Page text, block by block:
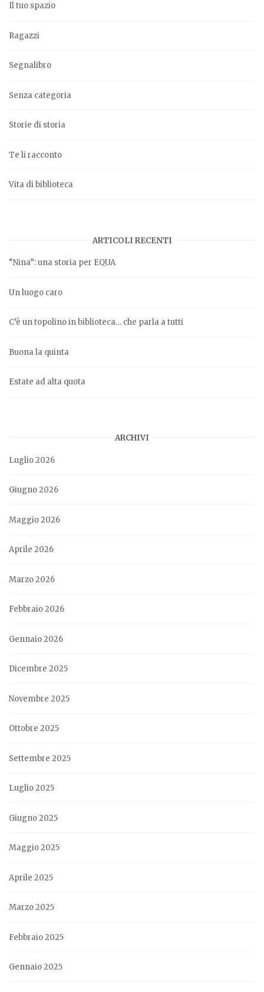
Il tuo spazio
Ragazzi
Segnalibro
Senza categoria
Storie di storia
Te li racconto
Vita di biblioteca
ARTICOLI RECENTI
“Nina”: una storia per EQUA
Un luogo caro
C’è un topolino in biblioteca… che parla a tutti
Buona la quinta
Estate ad alta quota
ARCHIVI
Luglio 2026
Giugno 2026
Maggio 2026
Aprile 2026
Marzo 2026
Febbraio 2026
Gennaio 2026
Dicembre 2025
Novembre 2025
Ottobre 2025
Settembre 2025
Luglio 2025
Giugno 2025
Maggio 2025
Aprile 2025
Marzo 2025
Febbraio 2025
Gennaio 2025